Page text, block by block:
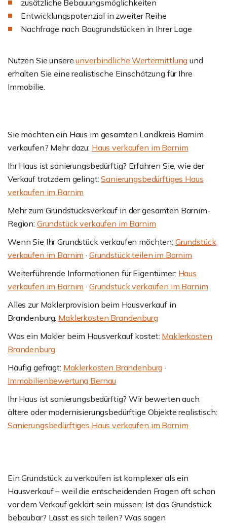
zusätzliche Bebauungsmöglichkeiten
Entwicklungspotenzial in zweiter Reihe
Nachfrage nach Baugrundstücken in Ihrer Lage
Nutzen Sie unsereunverbindliche Wertermittlung und
erhalten Sie eine realistische Einschätzung für Ihre
Immobilie.
Sie möchten ein Haus im gesamten Landkreis Barnim
verkaufen? Mehr dazu: Haus verkaufen im Barnim
Ihr Haus ist sanierungsbedürftig? Erfahren Sie, wie der
Verkauf trotzdem gelingt:Sanierungsbedürftiges Haus
verkaufen im Barnim
Mehr zum Grundstücksverkauf in der gesamten Barnim-
Region: Grundstück verkaufen im Barnim
Wenn Sie Ihr Grundstück verkaufen möchten: Grundstück
verkaufen im Barnim · Grundstück teilen im Barnim
Weiterführende Informationen für Eigentümer: Haus
verkaufen im Barnim · Grundstück verkaufen im Barnim
Alles zur Maklerprovision beim Hausverkauf in
Brandenburg: Maklerkosten Brandenburg
Was ein Makler beim Hausverkauf kostet: Maklerkosten
Brandenburg
Häufig gefragt: Maklerkosten Brandenburg ·
Immobilienbewertung Bernau
Ihr Haus ist sanierungsbedürftig? Wir bewerten auch
ältere oder modernisierungsbedürftige Objekte realistisch:
Sanierungsbedürftiges Haus verkaufen im Barnim
Ein Grundstück zu verkaufen ist komplexer als ein
Hausverkauf – weil die entscheidenden Fragen oft schon
vor dem Verkauf geklärt sein müssen: Ist das Grundstück
bebaubar? Lässt es sich teilen? Was sagen